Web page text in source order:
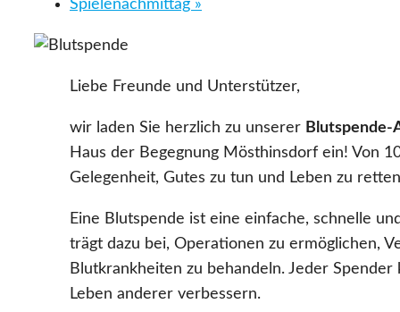
Spielenachmittag »
Liebe Freunde und Unterstützer,
wir laden Sie herzlich zu unserer Blutspende-
Haus der Begegnung Mösthinsdorf ein! Von
Gelegenheit, Gutes zu tun und Leben zu
Eine Blutspende ist eine einfache, schnelle
trägt dazu bei, Operationen zu ermöglichen,
Blutkrankheiten zu behandeln. Jeder
Leben anderer verbessern.